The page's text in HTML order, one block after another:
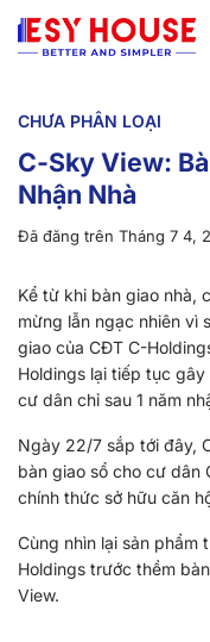
đến
CHƯA PHÂN LOẠI
C-Sky View:
Nhận Nhà
Đã đăng trên Tháng 7 4,
Kể từ khi bàn giao nhà,
mừng lẫn ngạc nhiên vì
giao của CĐT C-
Holdings lại tiếp tục
cư dân chỉ sau 1 năm
Ngày 22/7 sắp tới đây,
bàn giao sổ cho cư dân
chính thức sở hữu căn
Cùng nhìn lại sản phẩm
Holdings trước thềm
View.